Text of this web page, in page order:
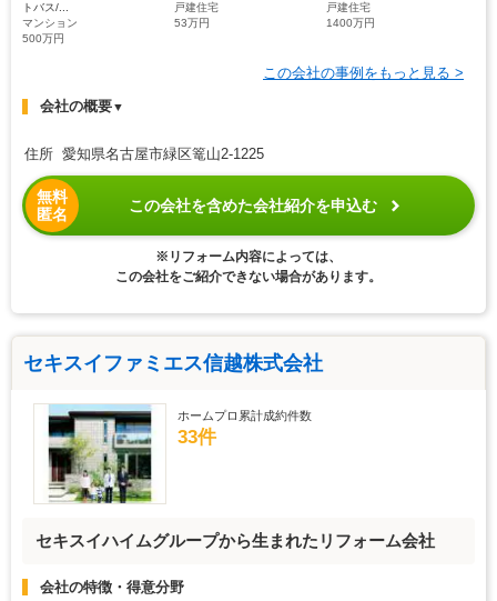
トバス/...
マンション
500万円
戸建住宅
53万円
戸建住宅
1400万円
この会社の事例をもっと見る >
会社の概要▼
住所 愛知県名古屋市緑区篭山2-1225
無料
匿名
この会社を含めた会社紹介を申込む
※リフォーム内容によっては、
この会社をご紹介できない場合があります。
セキスイファミエス信越株式会社
ホームプロ累計成約件数
33件
セキスイハイムグループから生まれたリフォーム会社
会社の特徴・得意分野